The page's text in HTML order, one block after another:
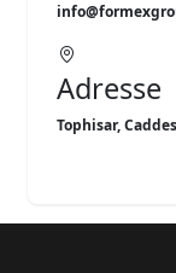
Adresse
Tophisar,